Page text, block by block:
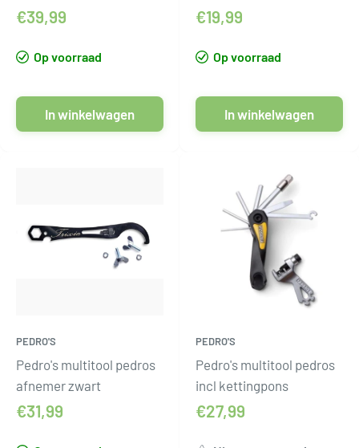
€39,99
Op voorraad
In winkelwagen
€19,99
Op voorraad
In winkelwagen
PEDRO'S
Pedro's multitool pedros
afnemer zwart
€31,99
PEDRO'S
Pedro's multitool pedros
incl kettingpons
€27,99